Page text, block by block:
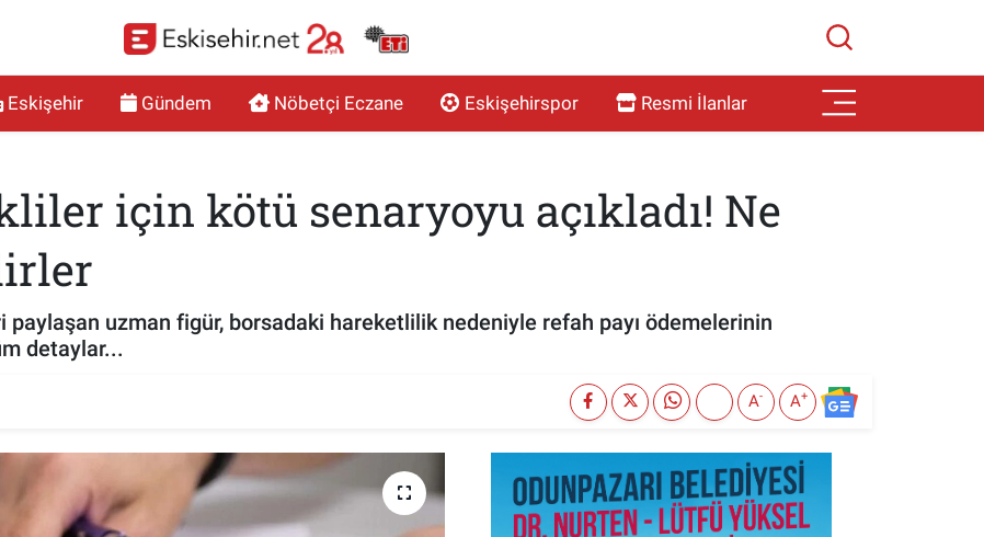
Eskişehir Gündem Nöbetçi Eczane Eskişehirspor Resmi İlanlar
için kötü senaryoyu açıkladı! Ne
uzman figür, borsadaki hareketlilik nedeniyle refah payı ödemelerinin
detaylar...
A- A+